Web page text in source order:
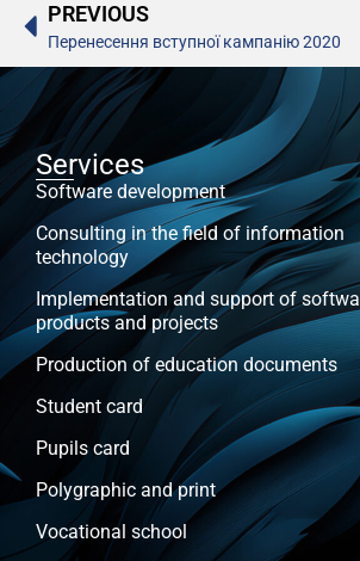
PREVIOUS
Перенесення вступної кампанію 2020
Services
Software development
Consulting in the field of information
technology
Implementation and support of
products and projects
Production of education documents
Student card
Pupils card
Polygraphic and print
Vocational school